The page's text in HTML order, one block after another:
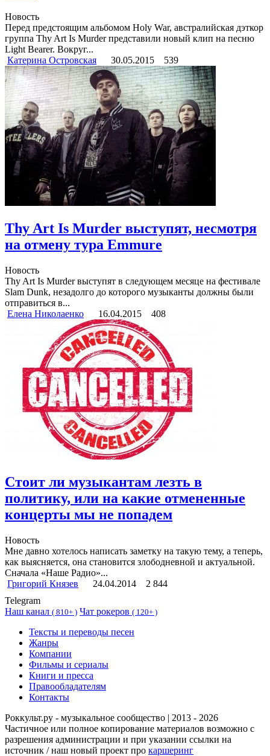
Новость
Перед предстоящим альбомом Holy War, австралийская дэткор
группа Thy Art Is Murder представили новый клип на песню
Light Bearer. Вокруг...
Катерина Островская
30.05.2015 539
Thy Art Is Murder выступят, несмотря
на отмену тура Emmure
Новость
Thy Art Is Murder выступят в следующем месяце на фестивале
Slam Dunk, незадолго до которого музыканты должны были
отправиться в...
Елена Николаенко
16.04.2015 408
Стоит ли музыкантам лезть в
политику, или на какие отмененные
концерты мы не попадем
Новость
Мне давно хотелось написать заметку на такую тему, а теперь,
как выясняется, она становится злободневной и актуальной.
Сначала «Наше Радио»...
Григорий Князев
24.04.2014
2 844
Telegram
Наш канал ( 810+ ) Чат рокеров ( 120+ )
Тексты и переводы песен
Жанры
Компании
Фильмы и сериалы
Книги и пресса
Правообладателям
Контакты
Роккульт.ру - музыкальное сообщество | 2013 - 2026
Частичное или полное копирование материалов возможно с
разрешения администрации и при указании ссылки на
источник / наш новый проект про каршеринг